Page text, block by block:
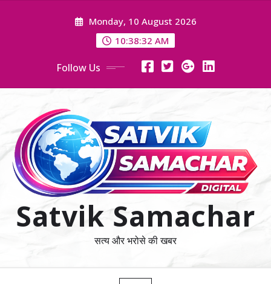
Monday, 10 August 2026
10:38:34 AM
Follow Us
Satvik Samachar
सत्य और भरोसे की खबर